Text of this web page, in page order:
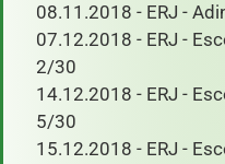
08.11.2018 - ERJ -
07.12.2018 - ERJ -
2/30
14.12.2018 - ERJ -
5/30
15.12.2018 - ERJ -